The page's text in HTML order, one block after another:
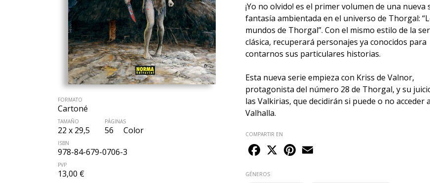
FORMATO
Cartoné
TAMAÑO
22 x 29,5
PÁGINAS
56 Color
ISBN
978-84-679-0706-3
PVP
13,00 €
¡Yo no olvido! es el primer volumen de una nueva
fantasía ambientada en el universo de Thorgal:
mundos de Thorgal”. Con el mismo estilo de la
clásica, recuperará personajes ya conocidos para
contarnos sus particulares historias.
Esta nueva serie empieza con Kriss de Valnor,
protagonista del número 28 de Thorgal, y su
las Valkirias, que decidirán si puede o no acceder
Valhalla.
COMPARTIR EN
Facebook
X Pinterest
GÉNEROS